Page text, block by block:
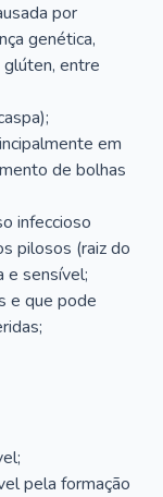
por
genética,
glúten, entre
em
de bolhas
infeccioso
pilosos (raiz do
e sensível;
e que pode
pela formação